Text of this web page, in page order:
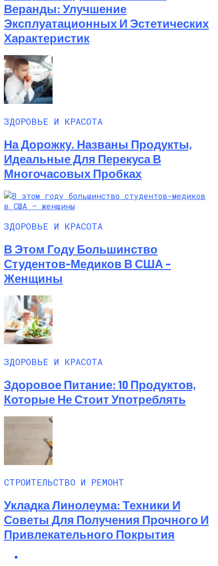
Веранды: Улучшение
Эксплуатационных И Эстетических
Характеристик
ЗДОРОВЬЕ И КРАСОТА
На Дорожку. Названы Продукты,
Идеальные Для Перекуса В
Многочасовых Пробках
ЗДОРОВЬЕ И КРАСОТА
В Этом Году Большинство
Студентов-Медиков В США –
Женщины
ЗДОРОВЬЕ И КРАСОТА
Здоровое Питание: 10 Продуктов,
Которые Не Стоит Употреблять
СТРОИТЕЛЬСТВО И РЕМОНТ
Укладка Линолеума: Техники И
Советы Для Получения Прочного И
Привлекательного Покрытия